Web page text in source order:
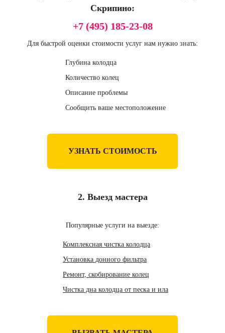
Скрипино:
+7 (495) 185-23-08
Для быстрой оценки стоимости услуг нам нужно знать:
Глубина колодца
Количество колец
Описание проблемы
Сообщить ваше местоположение
УЗНАТЬ СТОИМОСТЬ
2. Выезд мастера
Популярные услуги на выезде:
Комплексная чистка колодца
Установка донного фильтра
Ремонт, скобирование колец
Чистка дна колодца от песка и ила